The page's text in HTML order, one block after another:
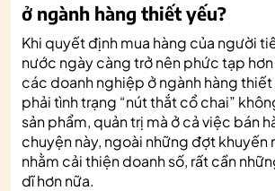
ở ngành hàng thiết yếu?
Khi quyết định mua hàng của người
nước ngày càng trở nên phức tạp hơn
các doanh nghiệp ở ngành hàng
phải tình trạng “nút thắt cổ chai”
sản phẩm, quản trị mà ở cả việc bán
chuyện này, ngoài những đợt khuyến
nhằm cải thiện doanh số, rất cần
dĩ hơn nữa.